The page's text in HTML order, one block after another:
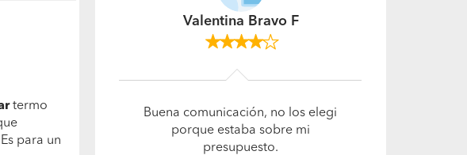
termo
para un
Luis Manuel Navarro
Muy dispuestos. Atendieron
todos los aspectos. Gente
especialista y muy dedicada.